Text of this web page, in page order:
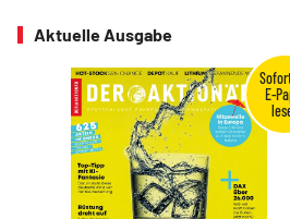
Aktuelle Ausgabe